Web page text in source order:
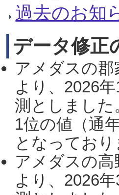
過去のお知
データ修正
アメダスの
より、2026
測としました
1位の値（通
となってお
アメダスの
より、2026